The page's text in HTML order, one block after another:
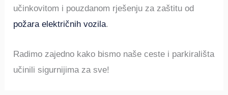
učinkovitom i pouzdanom rješenju za zaštitu od
požara električnih vozila.
Radimo zajedno kako bismo naše ceste i parkirališta
učinili sigurnijima za sve!